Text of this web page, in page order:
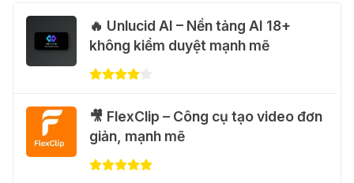
💃 Tạo video AI nhảy múa với Google
Flow Motion Control
31 Thg 07 2026
🐈 Nhận miễn phí 30 video AI + 100
hình ảnh mỗi ngày với Dola.com
31 Thg 07 2026
🔥 Unlucid AI – Nền tảng AI 18+
không kiểm duyệt mạnh mẽ
🎥 FlexClip – Công cụ tạo video đơn
giản, mạnh mẽ